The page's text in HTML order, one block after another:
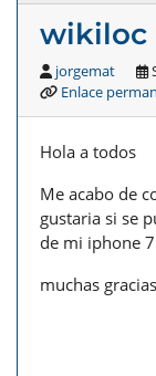
wikiloc
jorgemat
Enlace
Hola a todos
Me acabo de
gustaria si se
de mi iphone
muchas gracias